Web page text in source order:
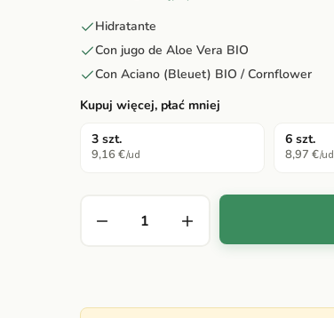
Hidratante
Con jugo de Aloe Vera BIO
Con Aciano (Bleuet) BIO / Cornflower
Kupuj więcej, płać mniej
3 szt.
9,16 €/ud
6 szt.
8,97 €/ud